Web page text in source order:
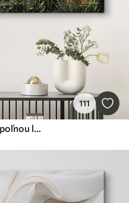
111
Svieža vidiecka krajina so živou poľnou lúkou plnou farebných kvetov pod zamračenou oblohou